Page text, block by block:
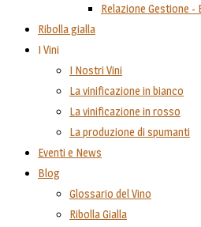
Relazione Gestione
Ribolla gialla
I Vini
I Nostri Vini
La vinificazione in bianco
La vinificazione in rosso
La produzione di spumanti
Eventi e News
Blog
Glossario del Vino
Ribolla Gialla